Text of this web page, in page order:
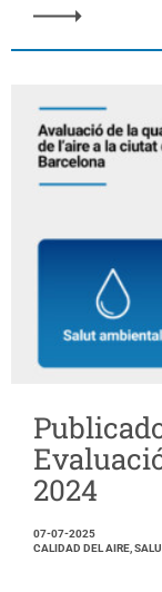
2024
07-07-2025
CALIDAD DEL AIRE,